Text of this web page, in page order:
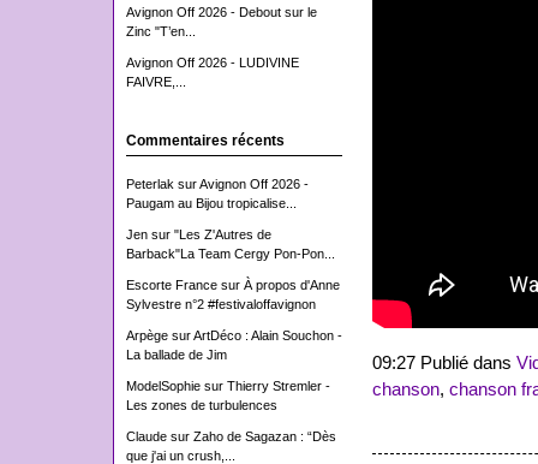
Avignon Off 2026 - Debout sur le
Zinc "T’en...
Avignon Off 2026 - LUDIVINE
FAIVRE,...
Commentaires récents
Peterlak surAvignon Off 2026 -
Paugam au Bijou tropicalise...
Jensur "Les Z'Autres de
Barback"La Team Cergy Pon-Pon...
Escorte Francesur À propos d'Anne
Sylvestre n°2 #festivaloffavignon
ArpègesurArtDéco : Alain Souchon -
La ballade de Jim
ModelSophiesur Thierry Stremler -
Les zones de turbulences
Claudesur Zaho de Sagazan : “Dès
que j'ai un crush,...
09:27 Publié dans
chanson, chanson